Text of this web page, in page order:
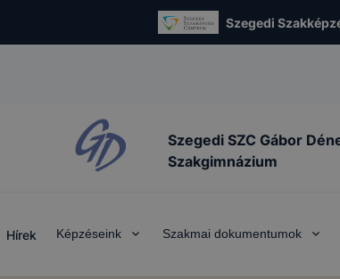
Szegedi
Szegedi SZC Gábor
Szakgimnázium
Hírek Képzéseink Szakmai dokumentumok